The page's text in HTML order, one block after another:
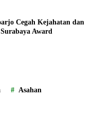
Cegah Kejahatan dan
Award
Asahan